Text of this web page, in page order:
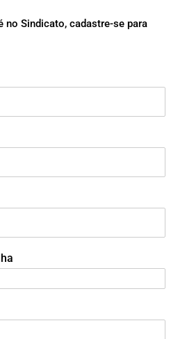
no Sindicato, cadastre-se para